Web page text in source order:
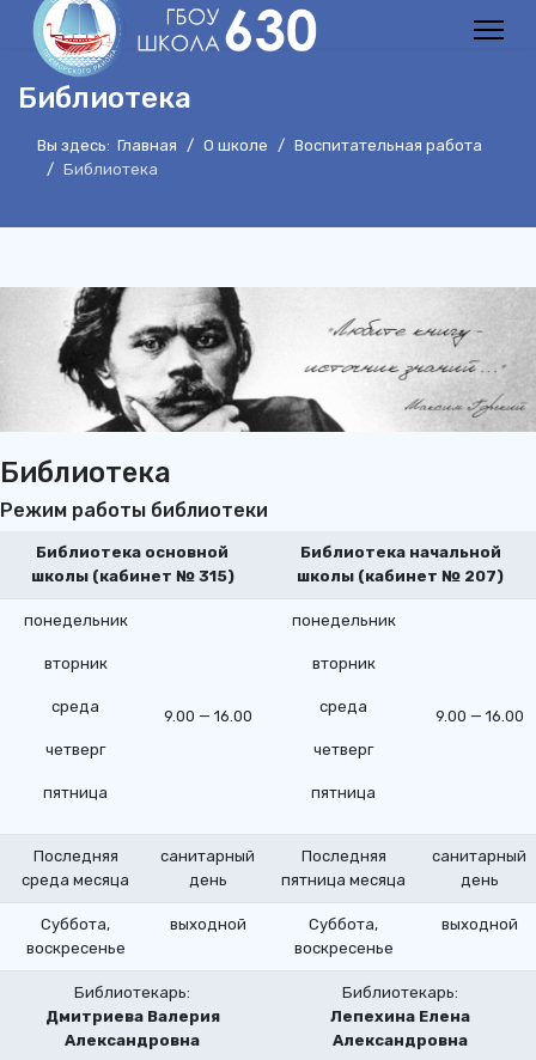
Библиотека
Вы здесь: Главная О школе
Воспитательная работа
Библиотека
Библиотека
Режим работы библиотеки
Библиотека основной
школы (кабинет № 315)
Библиотека начальной
школы (кабинет № 207)
понедельник
вторник
среда
четверг
пятница
9.00 — 16.00
понедельник
вторник
среда
четверг
пятница
9.00 — 16.00
Последняя
среда месяца
санитарный
день
Последняя
пятница месяца
санитарный
день
Суббота,
воскресенье
выходной
Суббота,
воскресенье
выходной
Библиотекарь:
Дмитриева Валерия
Александровна
Библиотекарь:
Лепехина Елена
Александровна